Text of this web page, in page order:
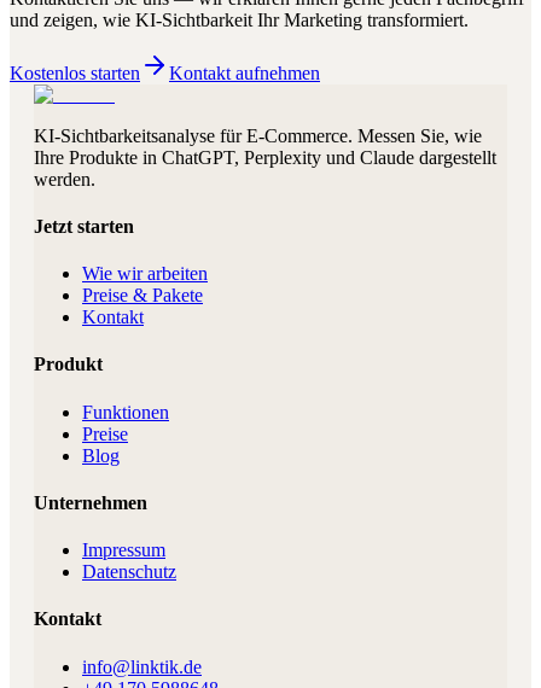
und zeigen, wie KI-Sichtbarkeit Ihr Marketing transformiert.
Kostenlos starten Kontakt aufnehmen
KI-Sichtbarkeitsanalyse für E-Commerce. Messen Sie, wie
Ihre Produkte in ChatGPT, Perplexity und Claude dargestellt
werden.
Jetzt starten
Wie wir arbeiten
Preise & Pakete
Kontakt
Produkt
Funktionen
Preise
Blog
Unternehmen
Impressum
Datenschutz
Kontakt
info@linktik.de